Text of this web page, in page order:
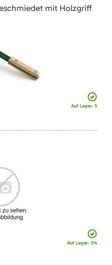
mit Holzgriff
Auf Lager: 5
Auf Lager: 314